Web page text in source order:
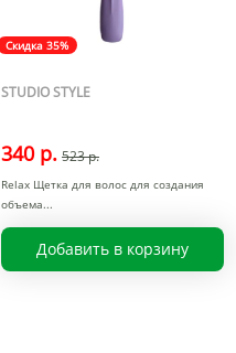
Скидка 35%
STUDIO STYLE
340 р. 523 р.
Relax Щетка для волос для создания
объема
Добавить в корзину